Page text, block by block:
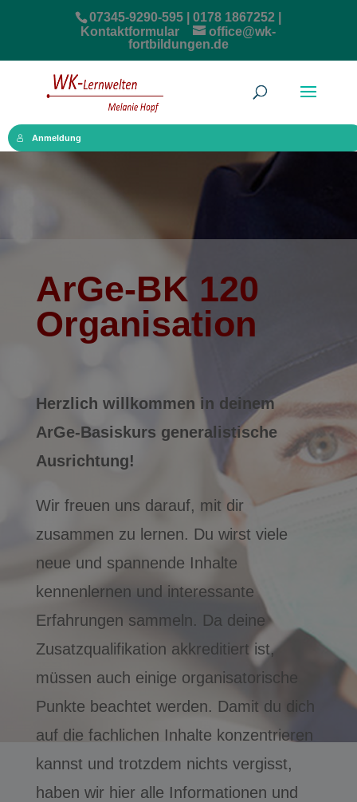
07345-9290-595 | 0178 1867252 |
Kontaktformular
office@wk-
fortbildungen.de
Anmeldung
ArGe-BK 120
Organisation
Herzlich willkommen in deinem
ArGe-Basiskurs generalistische
Ausrichtung!
Wir freuen uns darauf, mit dir
zusammen zu lernen. Du wirst viele
neue und spannende Inhalte
kennenlernen und interessante
Erfahrungen sammeln. Da deine
Zusatzqualifikation akkreditiert ist,
müssen auch einige organisatorische
Punkte beachtet werden. Damit du dich
auf die fachlichen Inhalte konzentrieren
kannst und trotzdem nichts vergisst,
haben wir hier alle Informationen und